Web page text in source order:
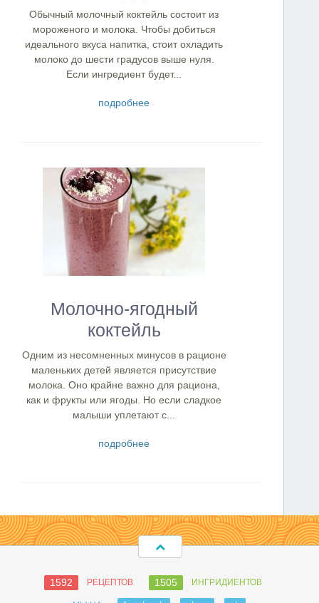
Обычный молочный коктейль состоит из
мороженого и молока. Чтобы добиться
идеального вкуса напитка, стоит охладить
молоко до шести градусов выше нуля.
Если ингредиент будет...
подробнее
Молочно-ягодный
коктейль
Одним из несомненных минусов в рационе
маленьких детей является присутствие
молока. Оно крайне важно для рациона,
как и фрукты или ягоды. Но если сладкое
малыши уплетают с...
подробнее
1592 РЕЦЕПТОВ 1505 ИНГРИДИЕНТОВ